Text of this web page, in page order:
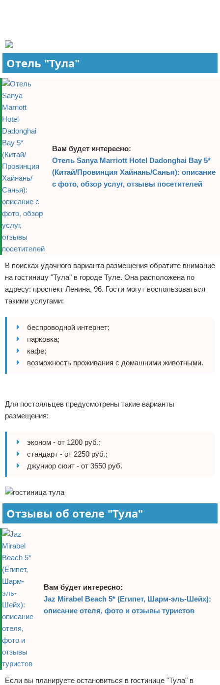
Экстримальный отдых
Разное про отдых
Отель "Тула"
Вам будет интересно:
Отель Sanya Marriott Hotel Dadonghai Bay 5*
(Китай/Провинция Хайнань/Санья): описание
с фото, обзор услуг, отзывы посетителей
В поисках удачного варианта размещения обратите внимание
на гостиницу "Тула" в городе Туле. Она расположена по
адресу: проспект Ленина, 96. Гости могут воспользоваться
такими услугами:
беспроводной интернет;
парковка;
кафе;
возможность проживания с домашними животными.
Для постояльцев предусмотрены такие варианты
размещения:
эконом - от 1200 руб.;
стандарт - от 2250 руб.;
джуниор сюит - от 3650 руб.
Отзывы об отеле "Тула"
Вам будет интересно:
Jaz Mirabel Beach 5* (Египет, Шарм-эль-Шейх):
описание отеля, фото и отзывы туристов
Если вы планируете остановиться в гостинице "Тула" в